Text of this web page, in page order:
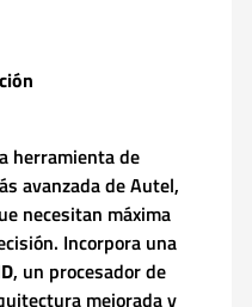
herramienta de
avanzada de Autel,
necesitan máxima
Incorpora una
, un procesador de
mejorada y